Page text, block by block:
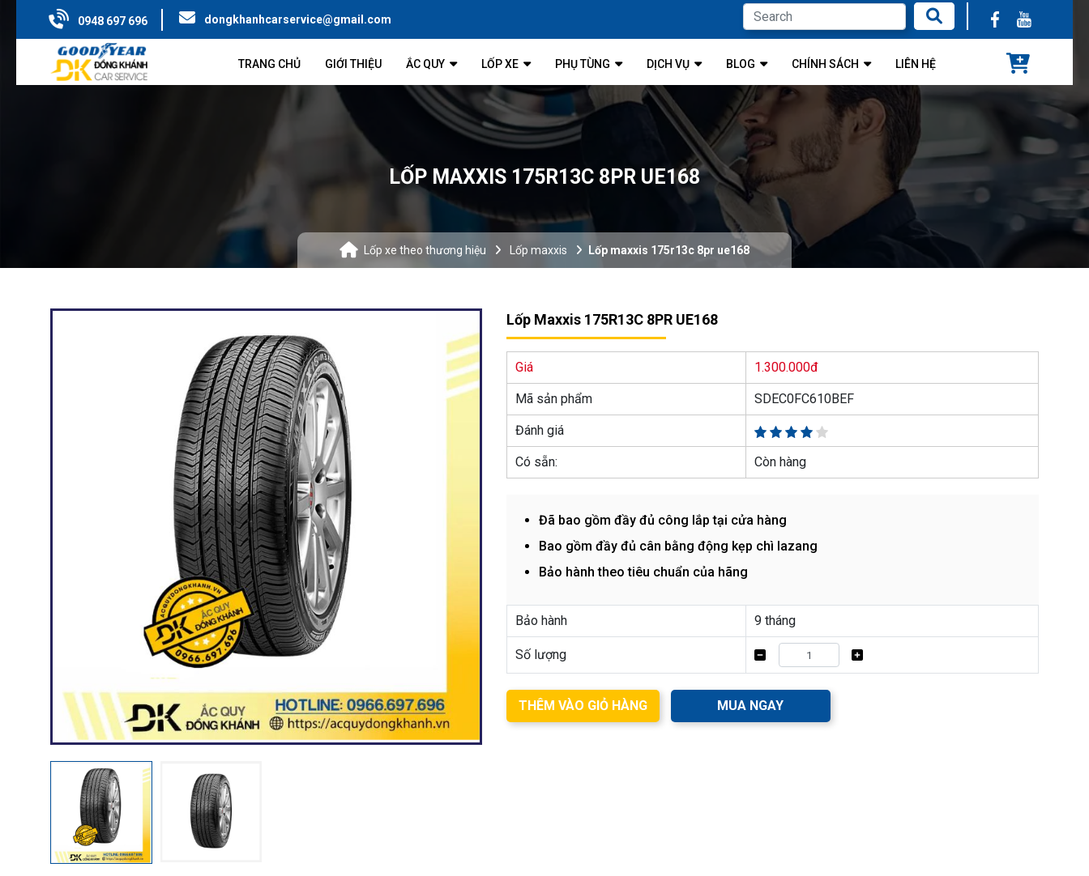
0948 697 696 dongkhanhcarservice@gmail.com
TRANG CHỦ GIỚI THIỆU ẮC QUY LỐP XE PHỤ TÙNG DỊCH VỤ BLOG CHÍNH SÁCH LIÊN HỆ
LỐP MAXXIS 175R13C 8PR UE168
Lốp xe theo thương hiệu Lốp maxxis Lốp maxxis 175r13c 8pr ue168
Lốp Maxxis 175R13C 8PR UE168
Giá 1.300.000đ
Mã sản phẩm SDEC0FC610BEF
Đánh giá
Có sẵn: Còn hàng
Đã bao gồm đầy đủ công lắp tại cửa hàng
Bao gồm đầy đủ cân bằng động kẹp chì lazang
Bảo hành theo tiêu chuẩn của hãng
Bảo hành 9 tháng
Số lượng
THÊM VÀO GIỎ HÀNG MUA NGAY